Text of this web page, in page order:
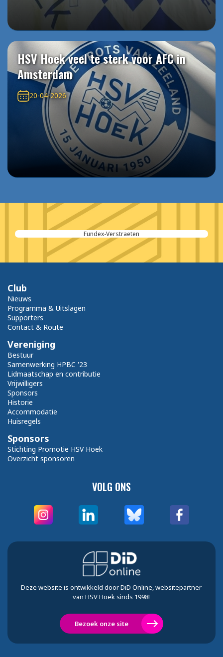
HSV Hoek veel te sterk voor AFC in
Amsterdam
20-04-2026
Fundex-Verstraeten
VOLG ONS
Club
Nieuws
Programma & Uitslagen
Supporters
Contact & Route
Vereniging
Bestuur
Samenwerking HPBC '23
Lidmaatschap en contributie
Vrijwilligers
Sponsors
Historie
Accommodatie
Huisregels
Sponsors
Stichting Promotie HSV Hoek
Overzicht sponsoren
Deze website is ontwikkeld door DiD Online, websitepartner
van HSV Hoek sinds 1998!
Bezoek onze site